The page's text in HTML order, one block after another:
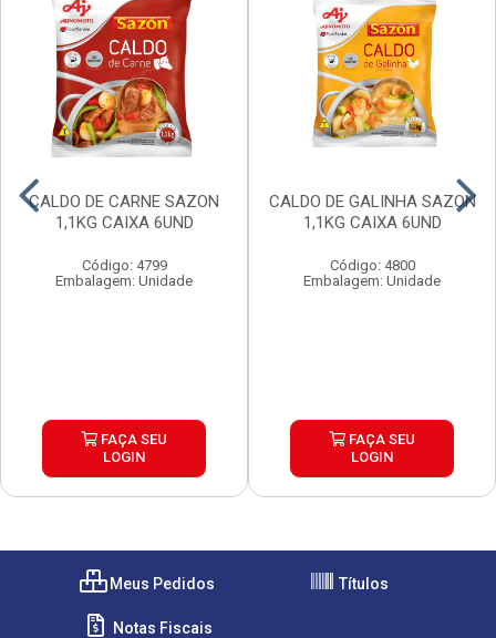
CALDO DE CARNE SAZON
1,1KG CAIXA 6UND
Código: 4799
Embalagem: Unidade
FAÇA SEU
LOGIN
CALDO DE GALINHA SAZON
1,1KG CAIXA 6UND
Código: 4800
Embalagem: Unidade
FAÇA SEU
LOGIN
Meus Pedidos Títulos
Notas Fiscais